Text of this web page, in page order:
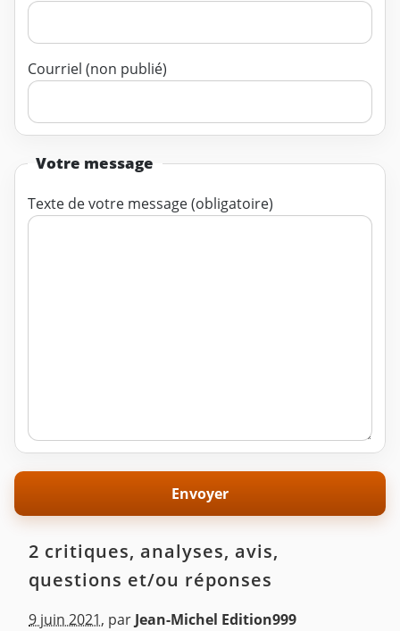
Courriel (non publié)
Votre message
Texte de votre message (obligatoire)
2 critiques, analyses, avis,
questions et/ou réponses
9 juin 2021, par Jean-Michel Edition999